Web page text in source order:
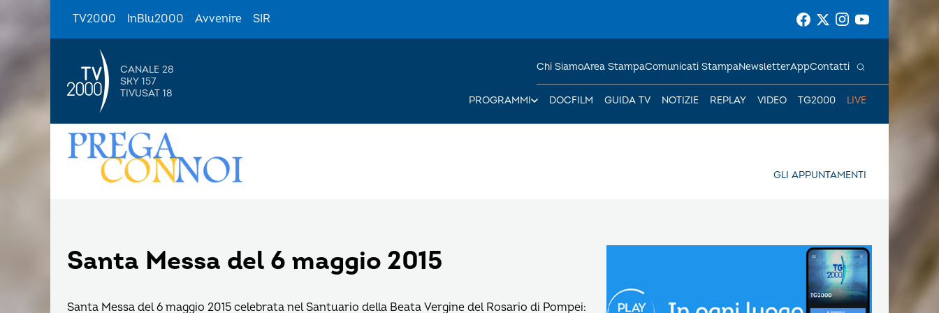
TV2000 InBlu2000 Avvenire SIR
CANALE 28
SKY 157
TIVUSAT 18
PROGRAMMI DOCFILM GUIDA TV NOTIZIE REPLAY VIDEO TG2000 LIVE
Chi SiamoArea StampaComunicati StampaNewsletterAppContatti
GLI APPUNTAMENTI
Santa Messa del 6 maggio 2015
Santa Messa del 6 maggio 2015 celebrata nel Santuario della Beata Vergine del Rosario di Pompei: